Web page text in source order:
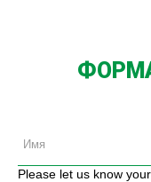
Please let us know